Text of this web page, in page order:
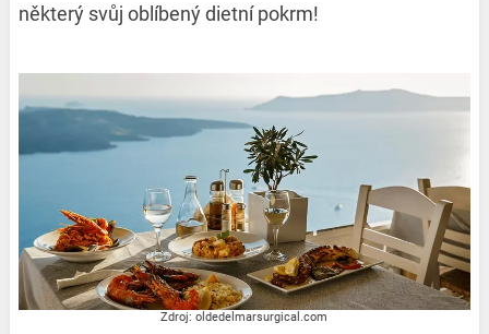
některý svůj oblíbený dietní pokrm!
Zdroj: oldedelmarsurgical.com